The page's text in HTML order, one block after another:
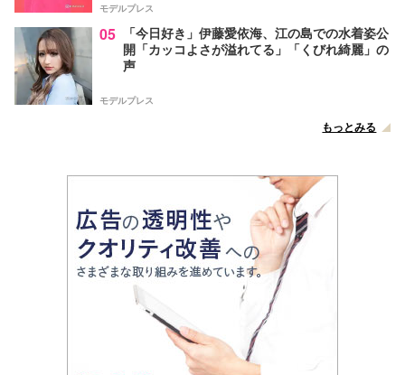
モデルプレス
05
「今日好き」伊藤愛依海、江の島での水着姿公
開「カッコよさが溢れてる」「くびれ綺麗」の
声
モデルプレス
もっとみる